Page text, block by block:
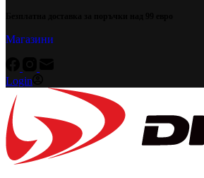
Магазини
Login